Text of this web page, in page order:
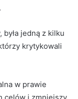
jedną z kilku
krytykowali
w prawie
celów i zmniejszy